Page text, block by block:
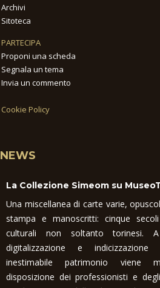
Archivi
Sitoteca
PARTECIPA
Proponi una scheda
Segnala un tema
Invia un commento
Cookie Policy
NEWS
La Collezione Simeom su
Una miscellanea di carte varie,
stampa e manoscritti: cinque
culturali non soltanto torinesi.
digitalizzazione e
inestimabile patrimonio viene
disposizione dei professionisti e